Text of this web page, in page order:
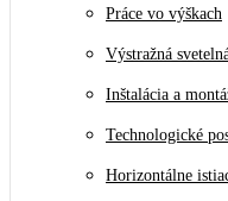
Práce vo výškach
Výstražná
Inštalácia a
Technologické
Horizontálne